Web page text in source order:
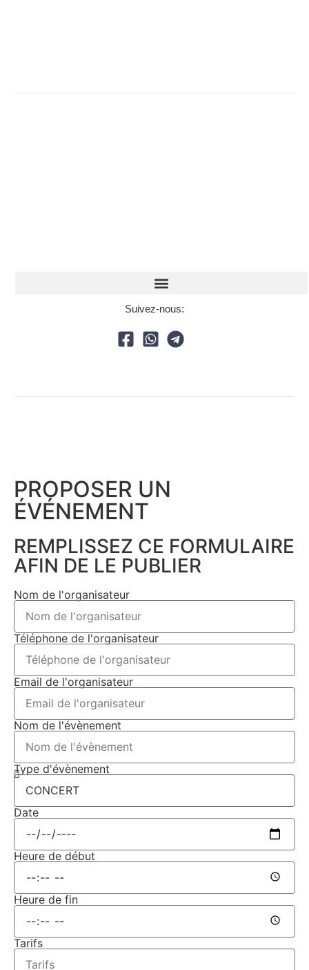
Suivez-nous:
PROPOSER UN
ÉVÉNEMENT​
REMPLISSEZ CE FORMULAIRE
AFIN DE LE PUBLIER
Nom de l'organisateur
Téléphone de l'organisateur
Email de l'organisateur
Nom de l'évènement
Type d'évènement
Date
Heure de début
Heure de fin
Tarifs